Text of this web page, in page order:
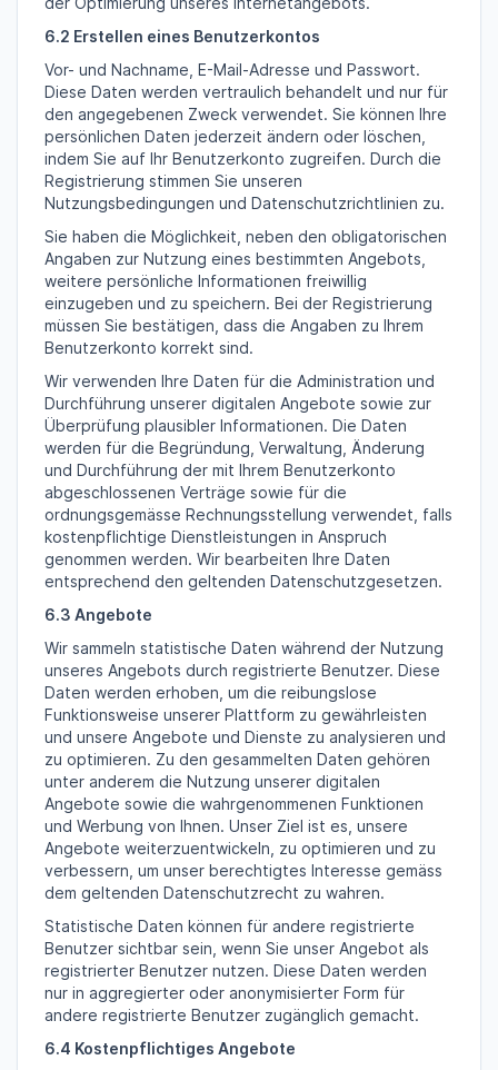
6.2 Erstellen eines Benutzerkontos
Vor- und Nachname, E-Mail-Adresse und Passwort.
Diese Daten werden vertraulich behandelt und nur für
den angegebenen Zweck verwendet. Sie können Ihre
persönlichen Daten jederzeit ändern oder löschen,
indem Sie auf Ihr Benutzerkonto zugreifen. Durch die
Registrierung stimmen Sie unseren
Nutzungsbedingungen und Datenschutzrichtlinien zu.
Sie haben die Möglichkeit, neben den obligatorischen
Angaben zur Nutzung eines bestimmten Angebots,
weitere persönliche Informationen freiwillig
einzugeben und zu speichern. Bei der Registrierung
müssen Sie bestätigen, dass die Angaben zu Ihrem
Benutzerkonto korrekt sind.
Wir verwenden Ihre Daten für die Administration und
Durchführung unserer digitalen Angebote sowie zur
Überprüfung plausibler Informationen. Die Daten
werden für die Begründung, Verwaltung, Änderung
und Durchführung der mit Ihrem Benutzerkonto
abgeschlossenen Verträge sowie für die
ordnungsgemässe Rechnungsstellung verwendet, falls
kostenpflichtige Dienstleistungen in Anspruch
genommen werden. Wir bearbeiten Ihre Daten
entsprechend den geltenden Datenschutzgesetzen.
6.3 Angebote
Wir sammeln statistische Daten während der Nutzung
unseres Angebots durch registrierte Benutzer. Diese
Daten werden erhoben, um die reibungslose
Funktionsweise unserer Plattform zu gewährleisten
und unsere Angebote und Dienste zu analysieren und
zu optimieren. Zu den gesammelten Daten gehören
unter anderem die Nutzung unserer digitalen
Angebote sowie die wahrgenommenen Funktionen
und Werbung von Ihnen. Unser Ziel ist es, unsere
Angebote weiterzuentwickeln, zu optimieren und zu
verbessern, um unser berechtigtes Interesse gemäss
dem geltenden Datenschutzrecht zu wahren.
Statistische Daten können für andere registrierte
Benutzer sichtbar sein, wenn Sie unser Angebot als
registrierter Benutzer nutzen. Diese Daten werden
nur in aggregierter oder anonymisierter Form für
andere registrierte Benutzer zugänglich gemacht.
6.4 Kostenpflichtiges Angebote